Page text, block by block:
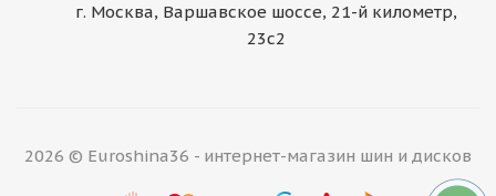
г. Москва, Варшавское шоссе, 21-й километр,
23с2
2026 © Euroshina36 - интернет-магазин шин и дисков